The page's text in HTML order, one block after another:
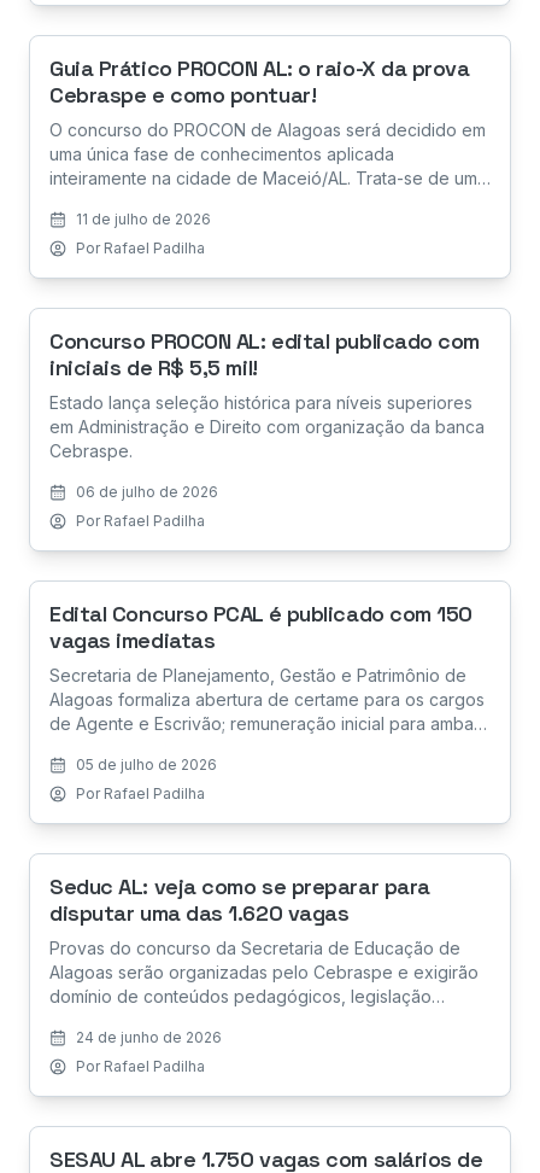
Guia Prático PROCON AL: o raio-X da prova
Cebraspe e como pontuar!
O concurso do PROCON de Alagoas será decidido em
uma única fase de conhecimentos aplicada
inteiramente na cidade de Maceió/AL. Trata-se de uma
11 de julho de 2026
Por Rafael Padilha
Concurso PROCON AL: edital publicado com
iniciais de R$ 5,5 mil!
Estado lança seleção histórica para níveis superiores
em Administração e Direito com organização da banca
Cebraspe.
06 de julho de 2026
Por Rafael Padilha
Edital Concurso PCAL é publicado com 150
vagas imediatas
Secretaria de Planejamento, Gestão e Patrimônio de
Alagoas formaliza abertura de certame para os cargos
de Agente e Escrivão; remuneração inicial para ambas
superior.
05 de julho de 2026
Por Rafael Padilha
Seduc AL: veja como se preparar para
disputar uma das 1.620 vagas
Provas do concurso da Secretaria de Educação de
Alagoas serão organizadas pelo Cebraspe e exigirão
domínio de conteúdos pedagógicos, legislação
Saiba por onde começar.
24 de junho de 2026
Por Rafael Padilha
SESAU AL abre 1.750 vagas com salários de